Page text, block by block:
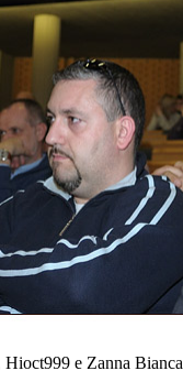
e Zanna Bianca